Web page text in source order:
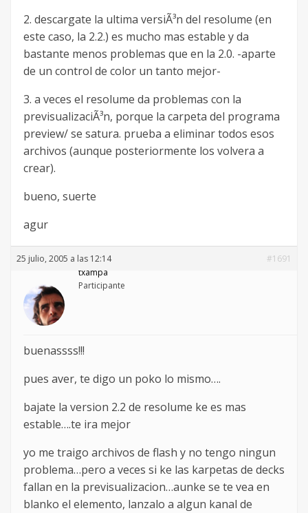
2. descargate la ultima versiÃ³n del resolume (en
este caso, la 2.2.) es mucho mas estable y da
bastante menos problemas que en la 2.0. -aparte
de un control de color un tanto mejor-
3. a veces el resolume da problemas con la
previsualizaciÃ³n, porque la carpeta del programa
preview/ se satura. prueba a eliminar todos esos
archivos (aunque posteriormente los volvera a
crear).
bueno, suerte
agur
25 julio, 2005 a las 12:14
#1691
txampa
Participante
buenassss!!!
pues aver, te digo un poko lo mismo….
bajate la version 2.2 de resolume ke es mas
estable….te ira mejor
yo me traigo archivos de flash y no tengo ningun
problema…pero a veces si ke las karpetas de decks
fallan en la previsualizacion…aunke se te vea en
blanko el elemento, lanzalo a algun kanal de